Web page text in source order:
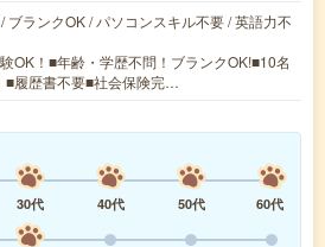
ブランクOK / パソコンスキル不要 / 英語力不
OK！■年齢・学歴不問！ブランクOK!■10名
■履歴書不要■社会保険完…
30代 40代 50代
60代